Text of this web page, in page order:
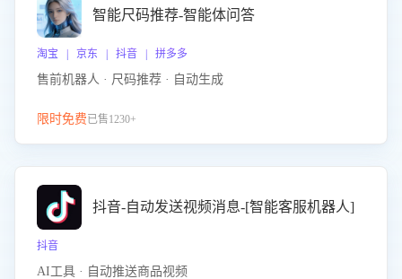
智能尺码推荐-智能体问答
淘宝 | 京东 | 抖音 | 拼多多
售前机器人 · 尺码推荐 · 自动生成
限时免费已售1230+
抖音-自动发送视频消息-[智能客服机器人]
抖音
AI工具 · 自动推送商品视频